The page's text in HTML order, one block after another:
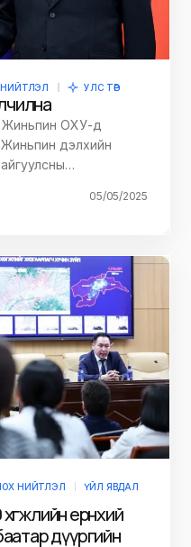
УЛС ТӨР
Жиньпин ОХУ-д
дэлхийн
05/05/2025
НИЙТЛЭЛ
ҮЙЛ ЯВДАЛ
ерөнхий
дүүргийн